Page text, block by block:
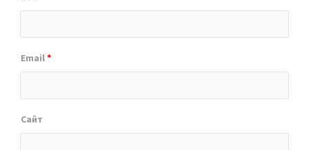
Email*
Сайт